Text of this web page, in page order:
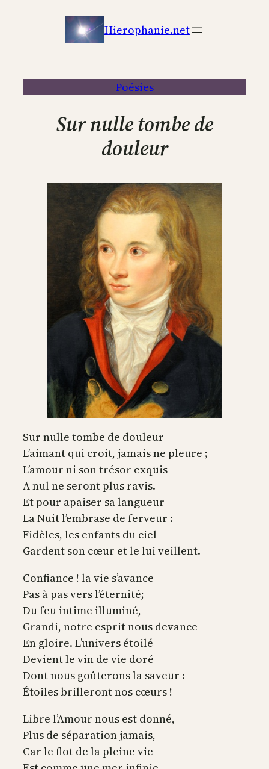
Hierophanie.net
Poésies
Sur nulle tombe de
douleur
Sur nulle tombe de douleur
L’aimant qui croit, jamais ne pleure ;
L’amour ni son trésor exquis
A nul ne seront plus ravis.
Et pour apaiser sa langueur
La Nuit l’embrase de ferveur :
Fidèles, les enfants du ciel
Gardent son cœur et le lui veillent.
Confiance ! la vie s’avance
Pas à pas vers l’éternité;
Du feu intime illuminé,
Grandi, notre esprit nous devance
En gloire. L’univers étoilé
Devient le vin de vie doré
Dont nous goûterons la saveur :
Étoiles brilleront nos cœurs !
Libre l’Amour nous est donné,
Plus de séparation jamais,
Car le flot de la pleine vie